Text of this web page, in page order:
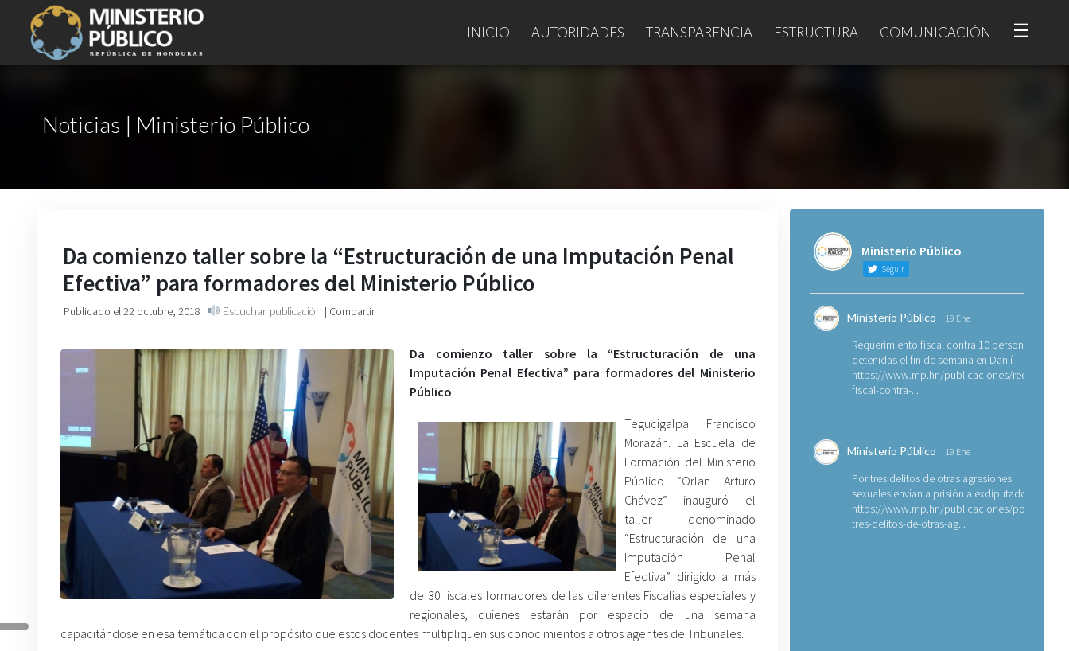
INICIO AUTORIDADES TRANSPARENCIA ESTRUCTURA COMUNICACIÓN ☰
Noticias | Ministerio Público
Da comienzo taller sobre la “Estructuración de una Imputación Penal
Efectiva” para formadores del Ministerio Público
Publicado el 22 octubre, 2018 | Escuchar publicación | Compartir
Da comienzo taller sobre la “Estructuración de una
Imputación Penal Efectiva” para formadores del Ministerio
Público
Tegucigalpa. Francisco
Morazán. La Escuela de
Formación del Ministerio
Público “Orlan Arturo
Chávez” inauguró el
taller denominado
“Estructuración de una
Imputación Penal
Efectiva” dirigido a más
de 30 fiscales formadores de las diferentes Fiscalías especiales y
regionales, quienes estarán por espacio de una semana
capacitándose en esa temática con el propósito que estos docentes multipliquen sus conocimientos a otros agentes de Tribunales.
Ministerio Público
Seguir
Ministerio Público 19 Ene
Requerimiento fiscal contra 10 personas
detenidas el fin de semana en Danlí
https://www.mp.hn/publicaciones/
fiscal-contra-...
Ministerio Público 19 Ene
Por tres delitos de otras agresiones
sexuales envían a prisión a exdiputado
https://www.mp.hn/publicaciones/por-
tres-delitos-de-otras-ag...